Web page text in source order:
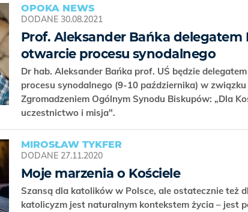
OPOKA NEWS
DODANE 30.08.2021
Prof. Aleksander Bańka delegatem
otwarcie procesu synodalnego
Dr hab. Aleksander Bańka prof. UŚ będzie
procesu synodalnego (9-10 października) w
Zgromadzeniem Ogólnym Synodu Biskupów: „Dla
uczestnictwo i misja".
MIROSŁAW TYKFER
DODANE 27.11.2020
Moje marzenia o Kościele
Szansą dla katolików w Polsce, ale ostatecznie też
katolicyzm jest naturalnym kontekstem życia – jest